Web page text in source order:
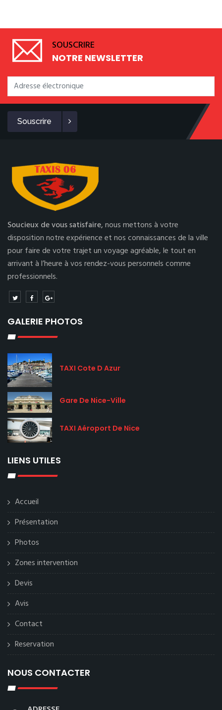
SOUSCRIRE
NOTRE NEWSLETTER
Souscrire
Soucieux de vous satisfaire,nous mettons à votre
disposition notre expérience et nos connaissances de la ville
pour faire de votre trajet un voyage agréable, le tout en
arrivant à l’heure à vos rendez-vous personnels comme
professionnels.
GALERIE PHOTOS
TAXI Cote D Azur
Gare De Nice-Ville
TAXI Aéroport De Nice
LIENS UTILES
Accueil
Présentation
Photos
Zones intervention
Devis
Avis
Contact
Reservation
NOUS CONTACTER